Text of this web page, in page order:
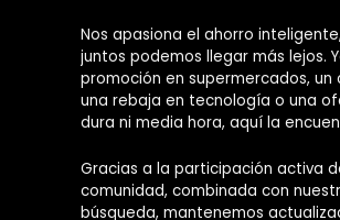
Nos apasiona el ahorro
juntos podemos llegar más lejos.
promoción en supermercados, un
una rebaja en tecnología o una
dura ni media hora, aquí la
Gracias a la participación activa
comunidad, combinada con
búsqueda, mantenemos